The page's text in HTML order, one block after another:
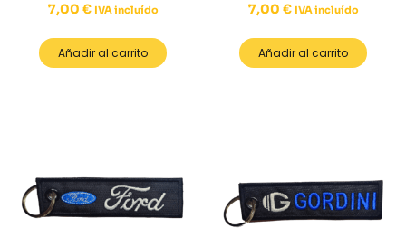
7,00 € IVA incluído
Añadir al carrito
7,00 € IVA incluído
Añadir al carrito